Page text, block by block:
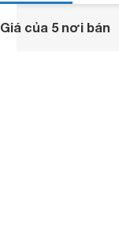
Giá của 5 nơi bán